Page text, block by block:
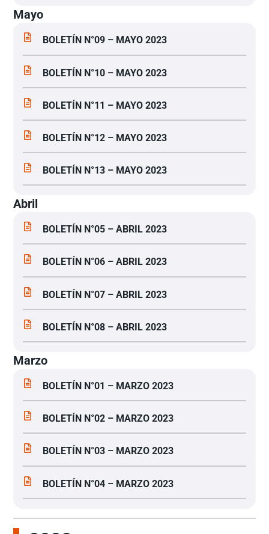
Mayo
BOLETÍN N°09 – MAYO 2023
BOLETÍN N°10 – MAYO 2023
BOLETÍN N°11 – MAYO 2023
BOLETÍN N°12 – MAYO 2023
BOLETÍN N°13 – MAYO 2023
Abril
BOLETÍN N°05 – ABRIL 2023
BOLETÍN N°06 – ABRIL 2023
BOLETÍN N°07 – ABRIL 2023
BOLETÍN N°08 – ABRIL 2023
Marzo
BOLETÍN N°01 – MARZO 2023
BOLETÍN N°02 – MARZO 2023
BOLETÍN N°03 – MARZO 2023
BOLETÍN N°04 – MARZO 2023